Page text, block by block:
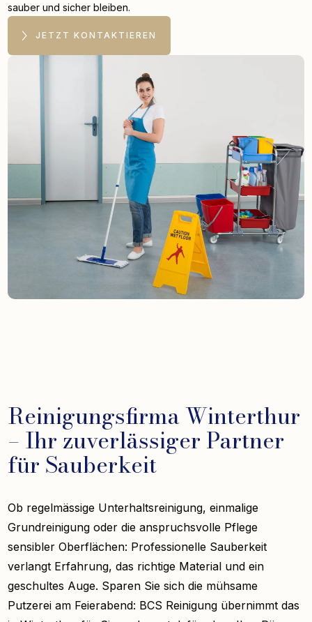
sauber und sicher bleiben.
JETZT KONTAKTIEREN
Reinigungsfirma Winterthur
– Ihr zuverlässiger Partner
für Sauberkeit
Ob regelmässige Unterhaltsreinigung, einmalige
Grundreinigung oder die anspruchsvolle Pflege
sensibler Oberflächen: Professionelle Sauberkeit
verlangt Erfahrung, das richtige Material und ein
geschultes Auge. Sparen Sie sich die mühsame
Putzerei am Feierabend: BCS Reinigung übernimmt das